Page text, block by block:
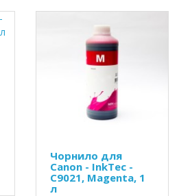
Чорнило для
Canon - InkTec -
C9021, Magenta, 1
л